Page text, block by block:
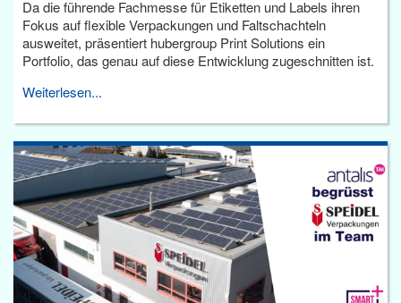
Da die führende Fachmesse für Etiketten und Labels ihren
Fokus auf flexible Verpackungen und Faltschachteln
ausweitet, präsentiert hubergroup Print Solutions ein
Portfolio, das genau auf diese Entwicklung zugeschnitten ist.
Weiterlesen...